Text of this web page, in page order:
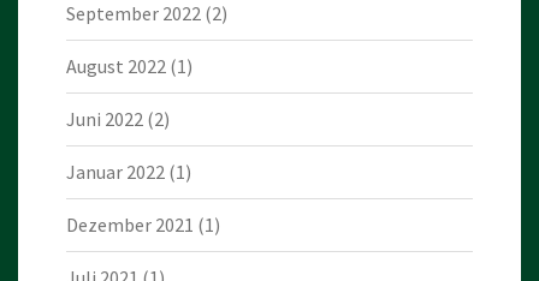
September 2022 (2)
August 2022 (1)
Juni 2022 (2)
Januar 2022 (1)
Dezember 2021 (1)